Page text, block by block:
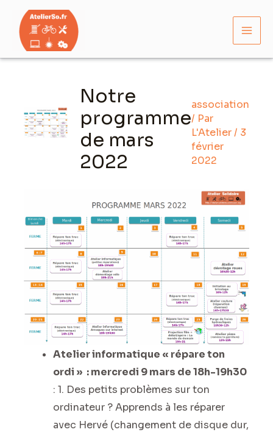
contenu
Notre
programme
de mars
2022
association
/ Par
L'Atelier/ 3
février
2022
Atelier informatique « répare ton
ordi » : mercredi 9 mars de 18h-19h30
: 1. Des petits problèmes sur ton
ordinateur ? Apprends à les réparer
avec Hervé (changement de disque dur,
Navigation